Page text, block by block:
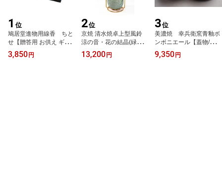
1 位
鳩居堂進物用線香 ちと
せ【贈答用 お供え ギフ
ト 自宅用 お線香 セッ
ト】
3,850 円
2位
京焼 清水焼卓上型風鈴
涼の音・花の結晶(緑・フ
レーム金色)【陶磁器製/
置型風鈴】
13,200 円
3位
美濃焼 幸兵衛窯青釉ボ
ンボニエール【蓋物/陶
器】
9,350 円